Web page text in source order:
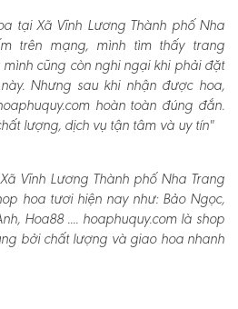
tại Xã Vĩnh Lương Thành phố Nha
trên mạng, mình tìm thấy trang
mình cũng còn nghi ngại khi phải đặt
Nhưng sau khi nhận được hoa,
hoàn toàn đúng đắn.
lượng, dịch vụ tận tâm và uy tín"
Vĩnh Lương Thành phố Nha Trang
hoa tươi hiện nay như: Bảo Ngọc,
Hoa88 .... hoaphuquy.com là shop
bởi chất lượng và giao hoa nhanh